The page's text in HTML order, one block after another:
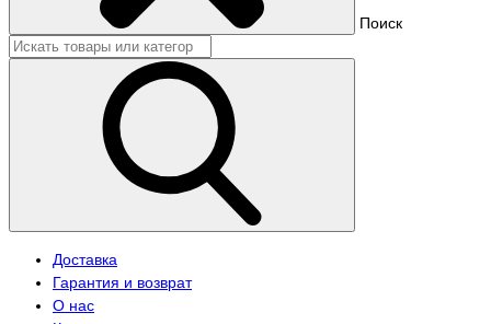
Поиск
Доставка
Гарантия и возврат
О нас